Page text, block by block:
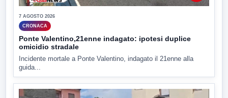
7 AGOSTO 2026
CRONACA
Ponte Valentino,21enne indagato: ipotesi duplice
omicidio stradale
Incidente mortale a Ponte Valentino, indagato il 21enne alla
guida...